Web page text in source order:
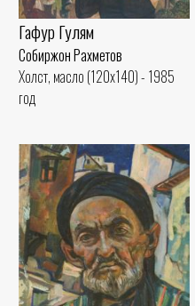
Гафур Гулям
Собиржон Рахметов
Холст, масло (120x140) - 1985
год